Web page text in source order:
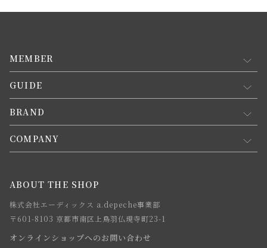
MEMBER
マイページ
新規会員登録
会員規約について
GUIDE
お買い物ガイド
会員登録について
お支払方法について
お届けについて
BRAND
コンセプト
webカタログ
COMPANY
店舗一覧
求人情報
法人のお客様
ABOUT THE SHOP
株式会社エーディックス a.depeche事業部
〒601-8103 京都市南区上鳥羽仏現寺町23-1
オンラインショップへのお問い合わせ